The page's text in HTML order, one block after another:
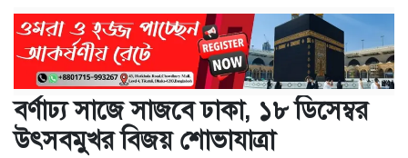
বর্ণাঢ্য সাজে সাজবে ঢাকা, ১৮ ডিসেম্বর
উৎসবমুখর বিজয় শোভাযাত্রা